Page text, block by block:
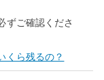
ずご確認くださ
くら残るの？